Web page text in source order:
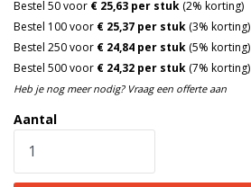
Aantal
Bestel 50 voor € 25,63 per stuk (2% korting)
Bestel 100 voor € 25,37 per stuk (3% korting)
Bestel 250 voor € 24,84 per stuk (5% korting)
Bestel 500 voor € 24,32 per stuk (7% korting)
Heb je nog meer nodig? Vraag een offerte aan